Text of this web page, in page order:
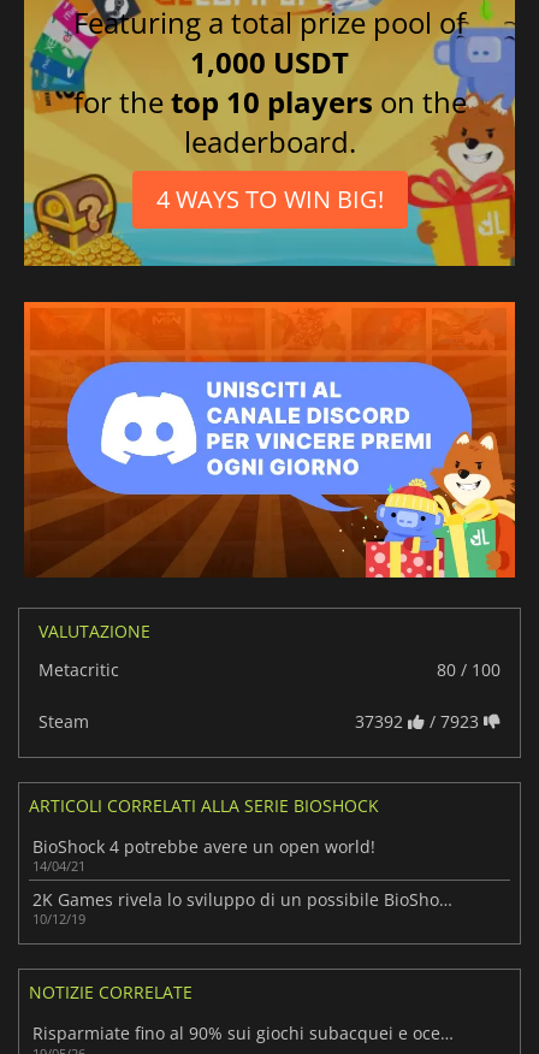
Featuring a total prize pool of
1,000 USDT
for thetop 10 players on the
leaderboard.
4 WAYS TO WIN BIG!
VALUTAZIONE
Metacritic
80 / 100
Steam 37392 / 7923
ARTICOLI CORRELATI ALLA SERIE BIOSHOCK
BioShock 4 potrebbe avere un open world!
14/04/21
2K Games rivela lo sviluppo di un possibile BioShock 4!!!
10/12/19
NOTIZIE CORRELATE
Risparmiate fino al 90% sui giochi subacquei e oceanici con la Steam Ocean Fest Sale